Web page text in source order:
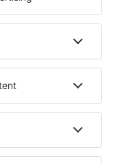
Cazare în Serrara